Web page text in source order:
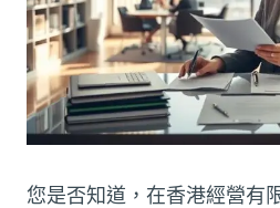
您是否知道，在香港經營有